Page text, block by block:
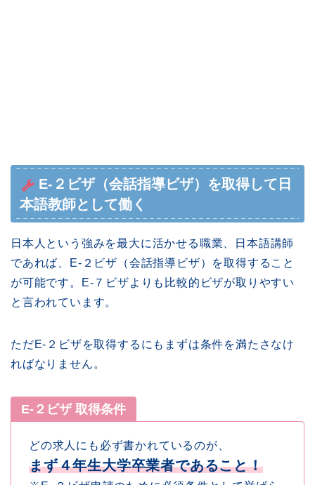
E-２ビザ（会話指導ビザ）を取得して日
本語教師として働く
日本人という強みを最大に活かせる職業、日本語講師
であれば、E-２ビザ（会話指導ビザ）を取得すること
が可能です。E-７ビザよりも比較的ビザが取りやすい
と言われています。
ただE-２ビザを取得するにもまずは条件を満たさなけ
ればなりません。
E-２ビザ 取得条件
どの求人にも必ず書かれているのが、
まず４年生大学卒業者であること！